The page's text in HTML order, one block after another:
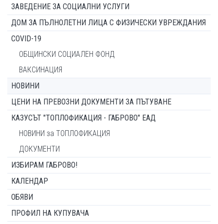
ЗАВЕДЕНИЕ ЗА СОЦИАЛНИ УСЛУГИ
ДОМ ЗА ПЪЛНОЛЕТНИ ЛИЦА С ФИЗИЧЕСКИ УВРЕЖДАНИЯ
COVID-19
ОБЩИНСКИ СОЦИАЛЕН ФОНД
ВАКСИНАЦИЯ
НОВИНИ
ЦЕНИ НА ПРЕВОЗНИ ДОКУМЕНТИ ЗА ПЪТУВАНЕ
КАЗУСЪТ "ТОПЛОФИКАЦИЯ - ГАБРОВО" ЕАД
НОВИНИ за ТОПЛОФИКАЦИЯ
ДОКУМЕНТИ
ИЗБИРАМ ГАБРОВО!
КАЛЕНДАР
ОБЯВИ
ПРОФИЛ НА КУПУВАЧА